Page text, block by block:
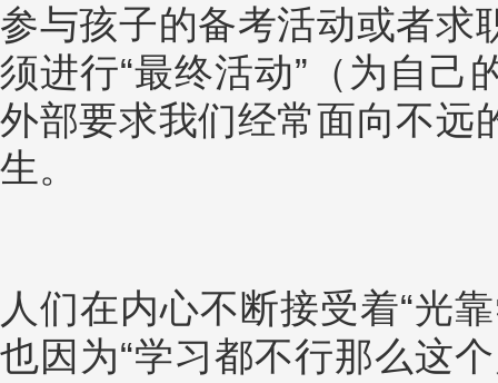
参与孩子的备考活动或者求
须进行“最终活动”（为自己
外部要求我们经常面向不远
生。
人们在内心不断接受着“光
也因为“学习都不行那么这